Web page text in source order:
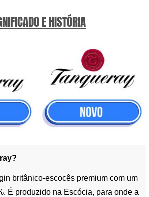
E HISTÓRIA
britânico-escocês premium com um
É produzido na Escócia, para onde a